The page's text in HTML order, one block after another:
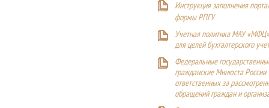
Инструкция заполнения
формы РПГУ
Учетная политика МАУ
для целей бухгалтерского
Федеральные
гражданские Минюста России
ответственных за
обращений граждан и